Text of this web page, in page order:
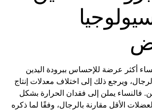
أكثر عرضة للإحساس ببرودة اليدين
ويرجع ذلك إلى اختلاف معدلات إنتاج
فالنساء يملن إلى فقدان الحرارة بشكل
الأقل مقارنة بالرجال، وفقًا لما ذكره